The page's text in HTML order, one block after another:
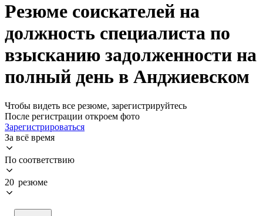
Резюме соискателей на
должность специалиста по
взысканию задолженности на
полный день в Анджиевском
Чтобы видеть все резюме, зарегистрируйтесь
После регистрации откроем фото
Зарегистрироваться
За всё время
По соответствию
20 резюме